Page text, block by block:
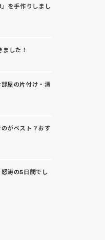
を手作りしまし
した！
屋の片付け・清
がベスト？おす
涛の5日間でし